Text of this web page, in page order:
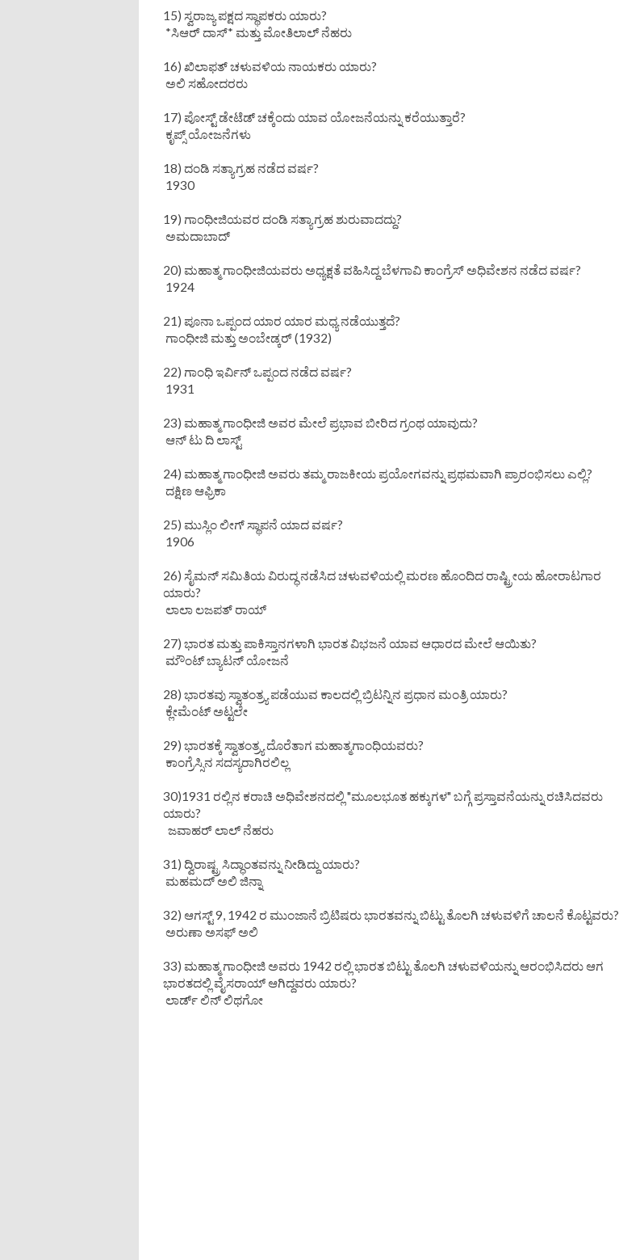
15) ಸ್ವರಾಜ್ಯ ಪಕ್ಷದ ಸ್ಥಾಪಕರು ಯಾರು?
*ಸಿಆರ್ ದಾಸ್* ಮತ್ತು ಮೋತಿಲಾಲ್ ನೆಹರು
16) ಖಿಲಾಫತ್ ಚಳುವಳಿಯ ನಾಯಕರು ಯಾರು?
ಅಲಿ ಸಹೋದರರು
17) ಪೋಸ್ಟ್ ಡೇಟೆಡ್ ಚಕ್ಕೆಂದು ಯಾವ ಯೋಜನೆಯನ್ನು ಕರೆಯುತ್ತಾರೆ?
ಕೃಪ್ಸ್ ಯೋಜನೆಗಳು
18) ದಂಡಿ ಸತ್ಯಾಗ್ರಹ ನಡೆದ ವರ್ಷ?
1930
19) ಗಾಂಧೀಜಿಯವರ ದಂಡಿ ಸತ್ಯಾಗ್ರಹ ಶುರುವಾದದ್ದು?
ಅಮದಾಬಾದ್
20) ಮಹಾತ್ಮ ಗಾಂಧೀಜಿಯವರು ಅಧ್ಯಕ್ಷತೆ ವಹಿಸಿದ್ದ ಬೆಳಗಾವಿ ಕಾಂಗ್ರೆಸ್ ಅಧಿವೇಶನ ನಡೆದ ವರ್ಷ?
1924
21) ಪೂನಾ ಒಪ್ಪಂದ ಯಾರ ಯಾರ ಮಧ್ಯ ನಡೆಯುತ್ತದೆ?
ಗಾಂಧೀಜಿ ಮತ್ತು ಅಂಬೇಡ್ಕರ್ (1932)
22) ಗಾಂಧಿ ಇರ್ವಿನ್ ಒಪ್ಪಂದ ನಡೆದ ವರ್ಷ?
1931
23) ಮಹಾತ್ಮ ಗಾಂಧೀಜಿ ಅವರ ಮೇಲೆ ಪ್ರಭಾವ ಬೀರಿದ ಗ್ರಂಥ ಯಾವುದು?
ಆನ್ ಟು ದಿ ಲಾಸ್ಟ್
24) ಮಹಾತ್ಮ ಗಾಂಧೀಜಿ ಅವರು ತಮ್ಮ ರಾಜಕೀಯ ಪ್ರಯೋಗವನ್ನು ಪ್ರಥಮವಾಗಿ ಪ್ರಾರಂಭಿಸಲು ಎಲ್ಲಿ?
ದಕ್ಷಿಣ ಆಫ್ರಿಕಾ
25) ಮುಸ್ಲಿಂ ಲೀಗ್ ಸ್ಥಾಪನೆ ಯಾದ ವರ್ಷ?
1906
26) ಸೈಮನ್ ಸಮಿತಿಯ ವಿರುದ್ಧ ನಡೆಸಿದ ಚಳುವಳಿಯಲ್ಲಿ ಮರಣ ಹೊಂದಿದ ರಾಷ್ಟ್ರೀಯ ಹೋರಾಟಗಾರ
ಯಾರು?
ಲಾಲಾ ಲಜಪತ್ ರಾಯ್
27) ಭಾರತ ಮತ್ತು ಪಾಕಿಸ್ತಾನಗಳಾಗಿ ಭಾರತ ವಿಭಜನೆ ಯಾವ ಆಧಾರದ ಮೇಲೆ ಆಯಿತು?
ಮೌಂಟ್ ಬ್ಯಾಟನ್ ಯೋಜನೆ
28) ಭಾರತವು ಸ್ವಾತಂತ್ರ್ಯ ಪಡೆಯುವ ಕಾಲದಲ್ಲಿ ಬ್ರಿಟನ್ನಿನ ಪ್ರಧಾನ ಮಂತ್ರಿ ಯಾರು?
ಕ್ಲೇಮೆಂಟ್ ಅಟ್ಟಲೇ
29) ಭಾರತಕ್ಕೆ ಸ್ವಾತಂತ್ರ್ಯ ದೊರೆತಾಗ ಮಹಾತ್ಮಗಾಂಧಿಯವರು?
ಕಾಂಗ್ರೆಸ್ಸಿನ ಸದಸ್ಯರಾಗಿರಲಿಲ್ಲ
30)1931 ರಲ್ಲಿನ ಕರಾಚಿ ಅಧಿವೇಶನದಲ್ಲಿ "ಮೂಲಭೂತ ಹಕ್ಕುಗಳ" ಬಗ್ಗೆ ಪ್ರಸ್ತಾವನೆಯನ್ನು ರಚಿಸಿದವರು
ಯಾರು?
ಜವಾಹರ್ ಲಾಲ್ ನೆಹರು
31) ದ್ವಿರಾಷ್ಟ್ರ ಸಿದ್ಧಾಂತವನ್ನು ನೀಡಿದ್ದು ಯಾರು?
ಮಹಮದ್ ಅಲಿ ಜಿನ್ನಾ
32) ಆಗಸ್ಟ್ 9, 1942 ರ ಮುಂಜಾನೆ ಬ್ರಿಟಿಷರು ಭಾರತವನ್ನು ಬಿಟ್ಟು ತೊಲಗಿ ಚಳುವಳಿಗೆ ಚಾಲನೆ ಕೊಟ್ಟವರು?
ಅರುಣಾ ಅಸಫ್ ಅಲಿ
33) ಮಹಾತ್ಮ ಗಾಂಧೀಜಿ ಅವರು 1942 ರಲ್ಲಿ ಭಾರತ ಬಿಟ್ಟು ತೊಲಗಿ ಚಳುವಳಿಯನ್ನು ಆರಂಭಿಸಿದರು ಆಗ
ಭಾರತದಲ್ಲಿ ವೈಸರಾಯ್ ಆಗಿದ್ದವರು ಯಾರು?
ಲಾರ್ಡ್ ಲಿನ್ ಲಿಥಗೋ